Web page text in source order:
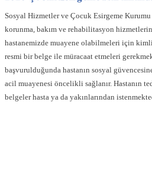
Sosyal Hizmetler ve Çocuk Esirgeme
korunma, bakım ve rehabilitasyon
hastanemizde muayene olabilmeleri için
resmi bir belge ile müracaat etmeleri
başvurulduğunda hastanın sosyal
acil muayenesi öncelikli sağlanır. Hastanın
belgeler hasta ya da yakınlarından